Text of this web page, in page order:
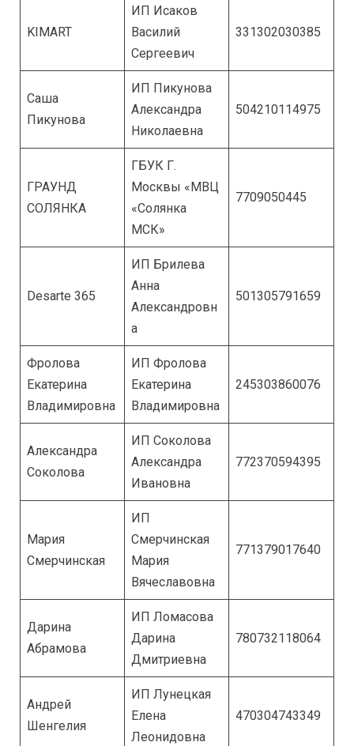
KIMART
ИП Исаков
Василий
Сергеевич
331302030385
Саша
Пикунова
ИП Пикунова
Александра
Николаевна
504210114975
ГРАУНД
СОЛЯНКА
ГБУК Г.
Москвы «МВЦ
«Солянка
МСК»
7709050445
Desarte 365
ИП Брилева
Анна
Александровн
а
501305791659
Фролова
Екатерина
Владимировна
ИП Фролова
Екатерина
Владимировна
245303860076
Александра
Соколова
ИП Соколова
Александра
Ивановна
772370594395
Мария
Смерчинская
ИП
Смерчинская
Мария
Вячеславовна
771379017640
Дарина
Абрамова
ИП Ломасова
Дарина
Дмитриевна
780732118064
Андрей
Шенгелия
ИП Лунецкая
Елена
Леонидовна
470304743349